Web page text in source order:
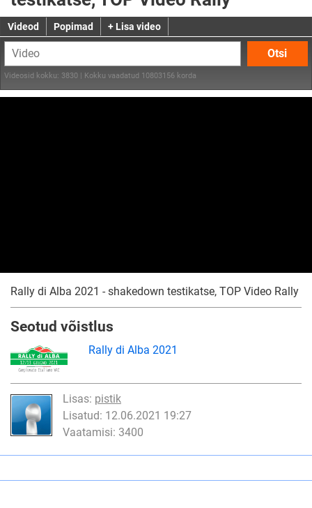
Videod Popimad + Lisa video
Otsi
Videosid kokku: 3830 | Kokku vaadatud 10803156 korda
Rally di Alba 2021 - shakedown testikatse, TOP Video Rally
Seotud võistlus
Rally di Alba 2021
Lisas: pistik
Lisatud: 12.06.2021 19:27
Vaatamisi: 3400